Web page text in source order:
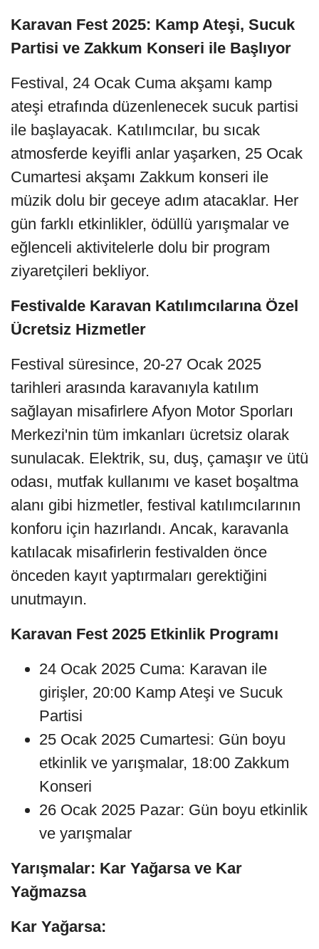
Karavan Fest 2025: Kamp Ateşi, Sucuk
Partisi ve Zakkum Konseri ile Başlıyor
Festival, 24 Ocak Cuma akşamı kamp
ateşi etrafında düzenlenecek sucuk partisi
ile başlayacak. Katılımcılar, bu sıcak
atmosferde keyifli anlar yaşarken, 25 Ocak
Cumartesi akşamı Zakkum konseri ile
müzik dolu bir geceye adım atacaklar. Her
gün farklı etkinlikler, ödüllü yarışmalar ve
eğlenceli aktivitelerle dolu bir program
ziyaretçileri bekliyor.
Festivalde Karavan Katılımcılarına Özel
Ücretsiz Hizmetler
Festival süresince, 20-27 Ocak 2025
tarihleri arasında karavanıyla katılım
sağlayan misafirlere Afyon Motor Sporları
Merkezi'nin tüm imkanları ücretsiz olarak
sunulacak. Elektrik, su, duş, çamaşır ve ütü
odası, mutfak kullanımı ve kaset boşaltma
alanı gibi hizmetler, festival katılımcılarının
konforu için hazırlandı. Ancak, karavanla
katılacak misafirlerin festivalden önce
önceden kayıt yaptırmaları gerektiğini
unutmayın.
Karavan Fest 2025 Etkinlik Programı
24 Ocak 2025 Cuma: Karavan ile
girişler, 20:00 Kamp Ateşi ve Sucuk
Partisi
25 Ocak 2025 Cumartesi: Gün boyu
etkinlik ve yarışmalar, 18:00 Zakkum
Konseri
26 Ocak 2025 Pazar: Gün boyu etkinlik
ve yarışmalar
Yarışmalar: Kar Yağarsa ve Kar
Yağmazsa
Kar Yağarsa: